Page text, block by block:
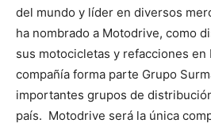
del mundo y líder en diversos
ha nombrado a Motodrive, como
sus motocicletas y refacciones en
compañía forma parte Grupo
importantes grupos de
país. Motodrive será la única